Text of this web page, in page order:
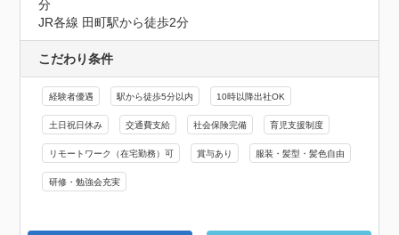
分
JR各線 田町駅から徒歩2分
こだわり条件
経験者優遇 駅から徒歩5分以内 10時以降出社OK
土日祝日休み 交通費支給 社会保険完備 育児支援制度
リモートワーク（在宅勤務）可 賞与あり 服装・髪型・髪色自由
研修・勉強会充実